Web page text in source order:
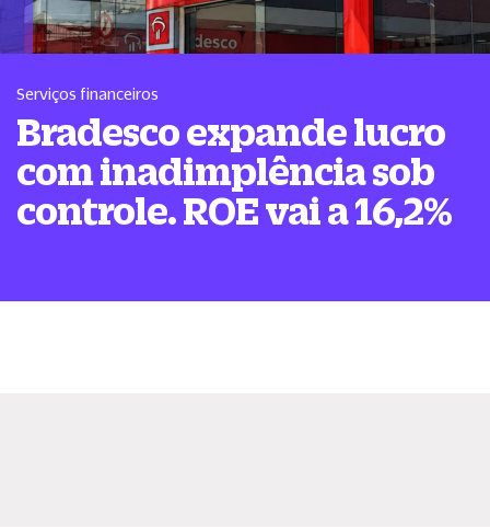
Serviços financeiros
Bradesco expande lucro
com inadimplência sob
controle. ROE vai a 16,2%